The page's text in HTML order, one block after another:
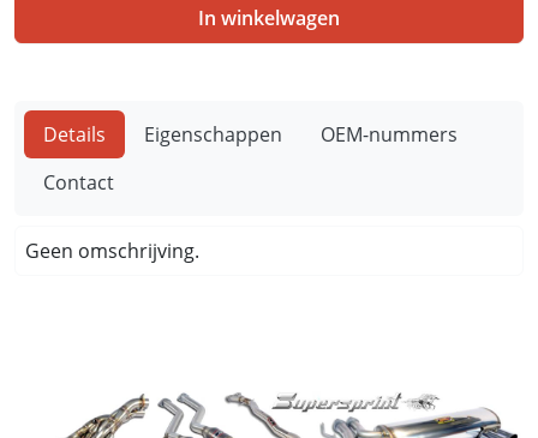
In winkelwagen
Details Eigenschappen
OEM-nummers
Contact
Geen omschrijving.